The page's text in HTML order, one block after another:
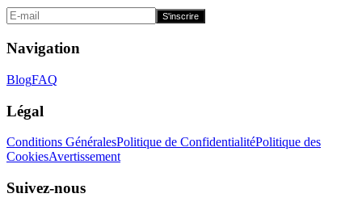
S'inscrire
Navigation
BlogFAQ
Légal
Conditions GénéralesPolitique de ConfidentialitéPolitique des
CookiesAvertissement
Suivez-nous